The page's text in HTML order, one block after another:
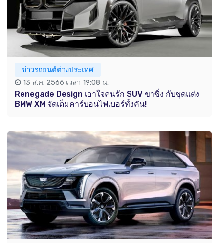
ข่าวรถยนต์ต่างประเทศ
13 ส.ค. 2566 เวลา 19:08 น.
Renegade Design เอาใจคนรัก SUV ขาซิ่ง กับชุดแต่ง
BMW XM จัดเต็มคาร์บอนไฟเบอร์ทั้งคัน!